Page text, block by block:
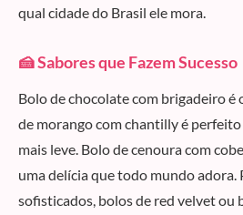
qual cidade do Brasil ele mora.
🍰 Sabores que Fazem Sucesso
Bolo de chocolate com brigadeiro
de morango com chantilly é
mais leve. Bolo de cenoura com
uma delícia que todo mundo adora.
sofisticados, bolos de red velvet ou